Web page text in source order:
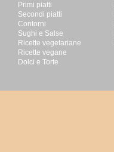
Primi piatti
Secondi piatti
Contorni
Sughi e Salse
Ricette vegetariane
Ricette vegane
Dolci e Torte